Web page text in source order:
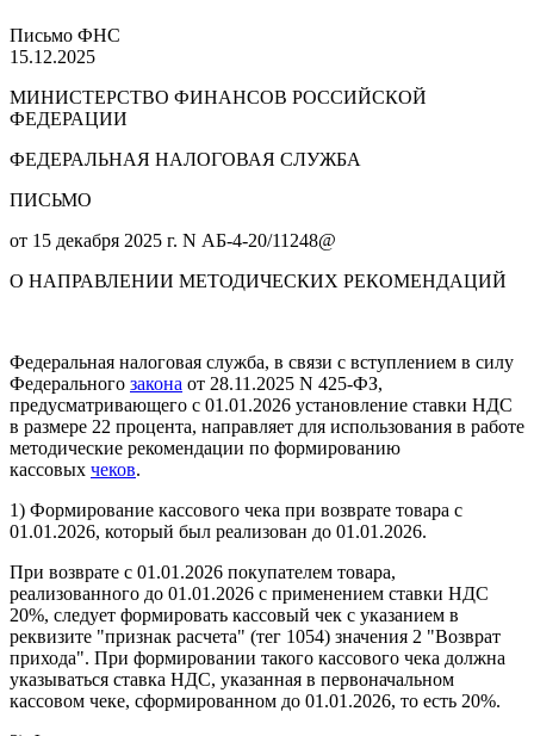
Письмо ФНС
15.12.2025
МИНИСТЕРСТВО ФИНАНСОВ РОССИЙСКОЙ
ФЕДЕРАЦИИ
ФЕДЕРАЛЬНАЯ НАЛОГОВАЯ СЛУЖБА
ПИСЬМО
от 15 декабря 2025 г. N АБ-4-20/11248@
О НАПРАВЛЕНИИ МЕТОДИЧЕСКИХ РЕКОМЕНДАЦИЙ
Федеральная налоговая служба, в связи с вступлением в силу
Федерального закона от 28.11.2025 N 425-ФЗ,
предусматривающего с 01.01.2026 установление ставки НДС
в размере 22 процента, направляет для использования в работе
методические рекомендации по формированию
кассовых чеков.
1) Формирование кассового чека при возврате товара с
01.01.2026, который был реализован до 01.01.2026.
При возврате с 01.01.2026 покупателем товара,
реализованного до 01.01.2026 с применением ставки НДС
20%, следует формировать кассовый чек с указанием в
реквизите "признак расчета" (тег 1054) значения 2 "Возврат
прихода". При формировании такого кассового чека должна
указываться ставка НДС, указанная в первоначальном
кассовом чеке, сформированном до 01.01.2026, то есть 20%.